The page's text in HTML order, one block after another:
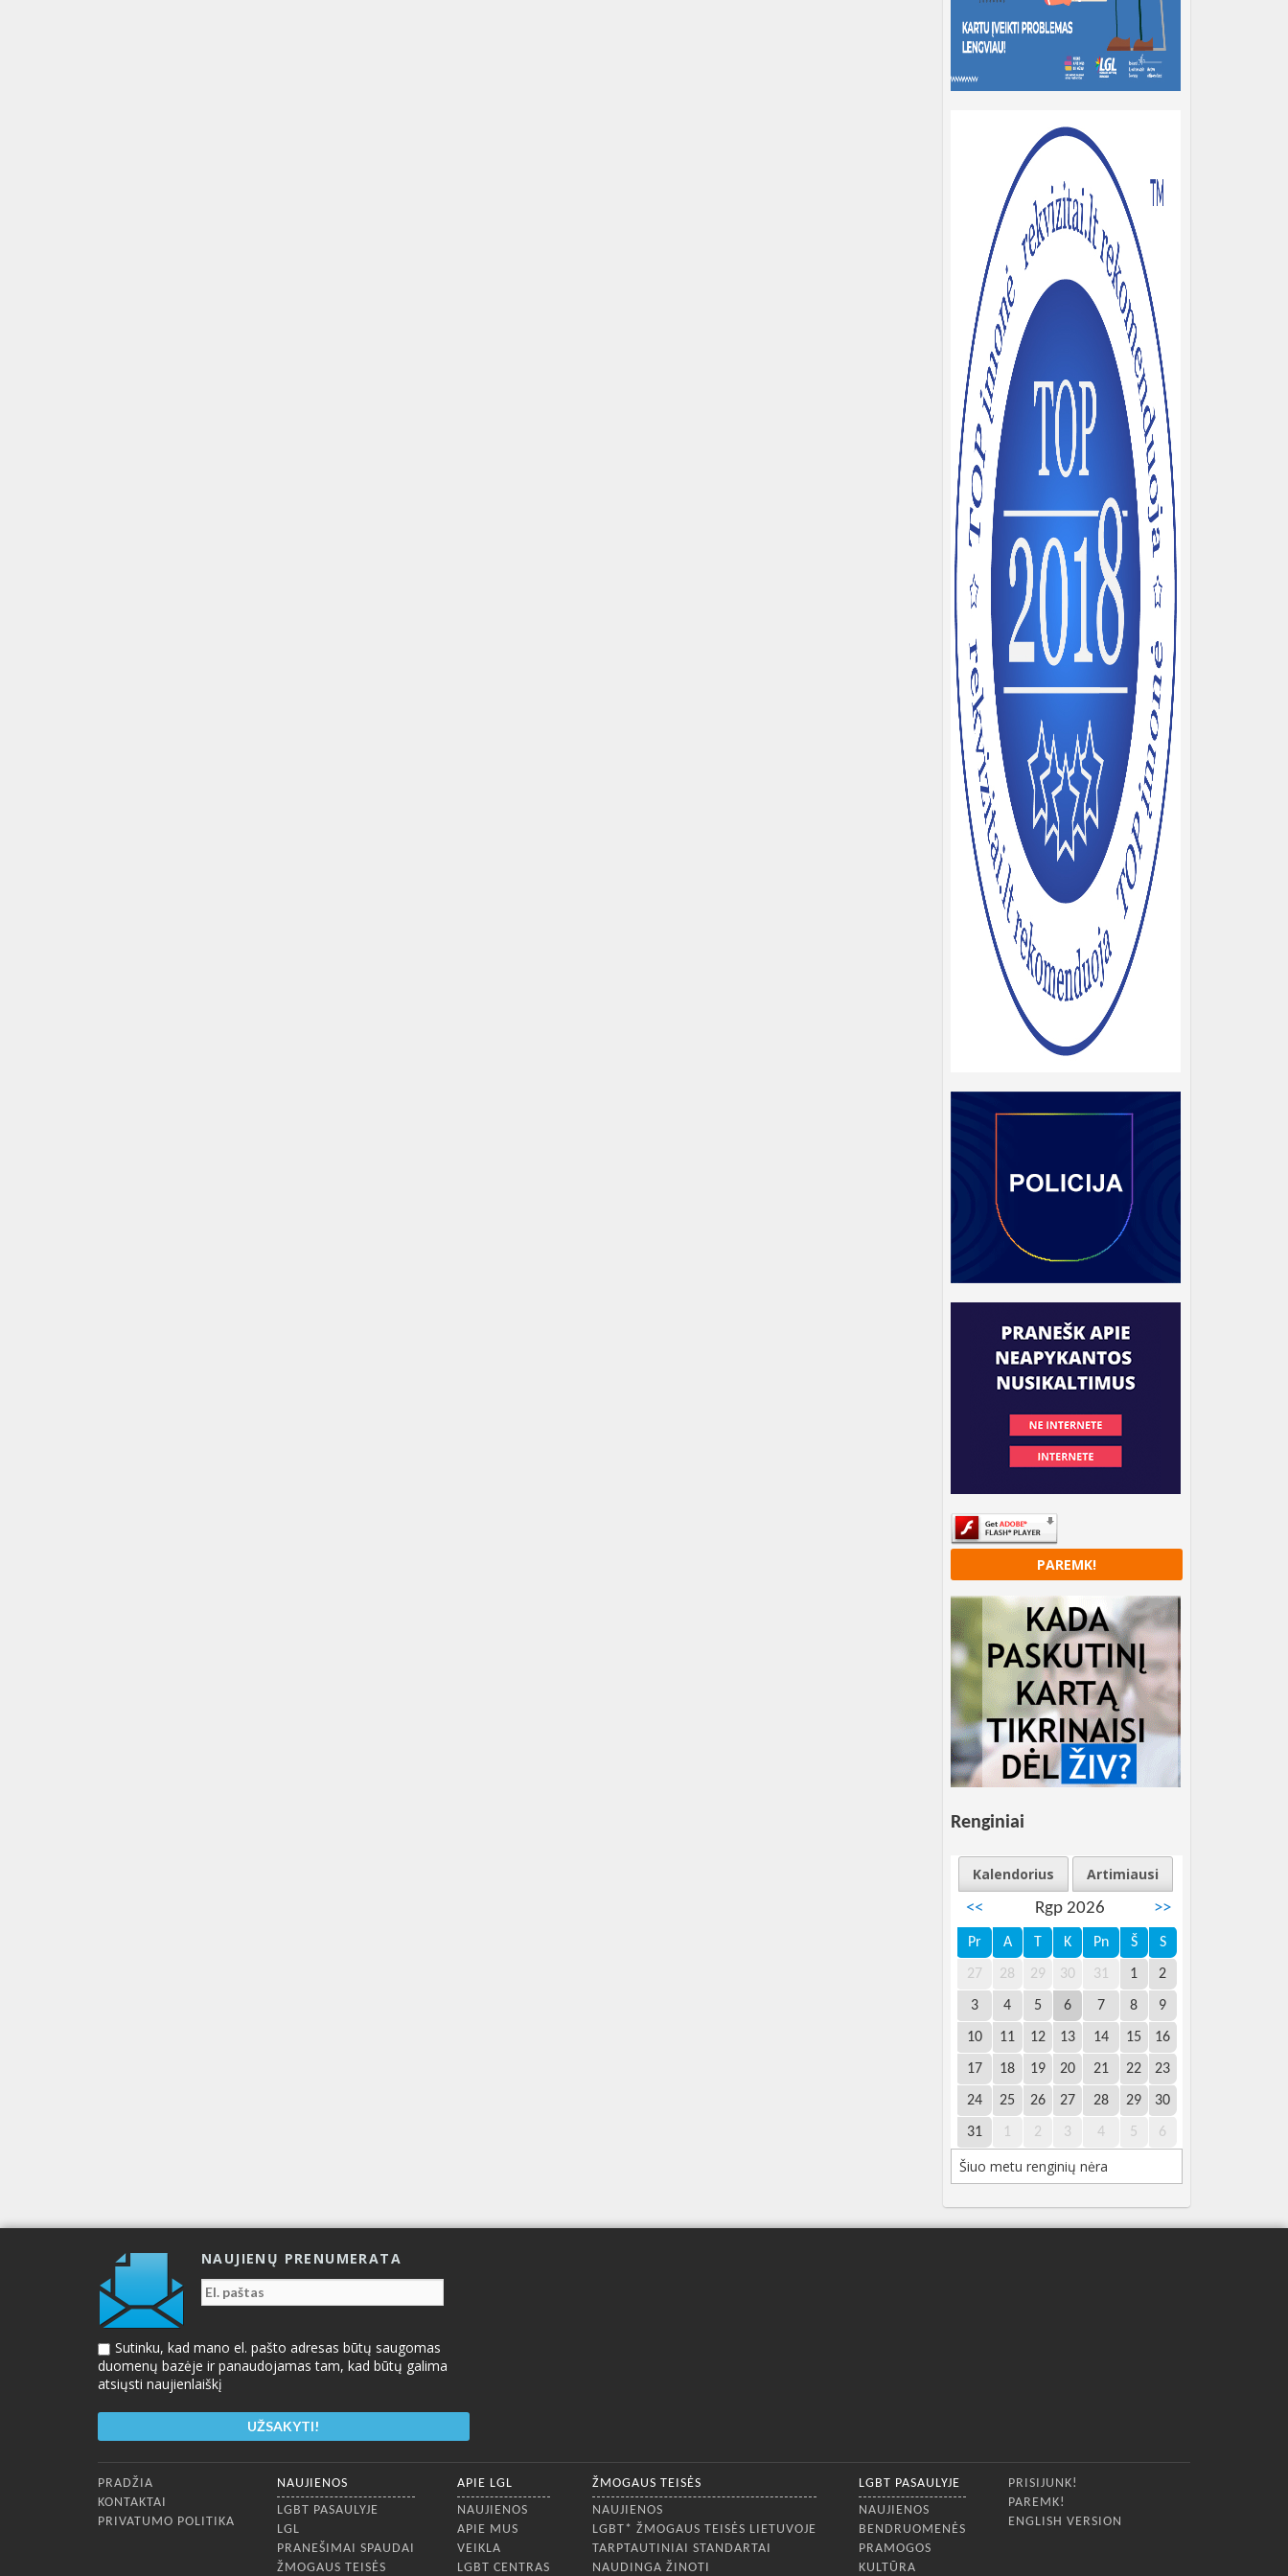
PAREMK!
Renginiai
Kalendorius
Artimiausi
<<
Rgp 2026 >>
Pr A T K Pn Š S
27 28 29 30 31 1 2
3 4 5 6 7 8 9
10 11 12 13 14 15 16
17 18 19 20 21 22 23
24 25 26 27 28 29 30
31 1 2 3 4 5 6
Šiuo metu renginių nėra
NAUJIENŲ PRENUMERATA
Sutinku, kad mano el. pašto adresas būtų saugomas
duomenų bazėje ir panaudojamas tam, kad būtų galima
atsiųsti naujienlaiškį
Apatinis meniu
PRADŽIA
KONTAKTAI
PRIVATUMO POLITIKA
NAUJIENOS
LGBT PASAULYJE
LGL
PRANEŠIMAI SPAUDAI
ŽMOGAUS TEISĖS
APIE LGL
NAUJIENOS
APIE MUS
VEIKLA
LGBT CENTRAS
ŽMOGAUS TEISĖS
NAUJIENOS
LGBT* ŽMOGAUS TEISĖS LIETUVOJE
TARPTAUTINIAI STANDARTAI
NAUDINGA ŽINOTI
LGBT PASAULYJE
NAUJIENOS
BENDRUOMENĖS
PRAMOGOS
KULTŪRA
PRISIJUNK!
PAREMK!
ENGLISH VERSION